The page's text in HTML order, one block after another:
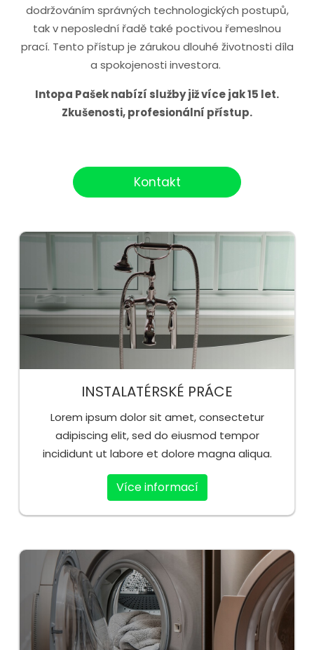
dodržováním správných technologických postupů,
tak v neposlední řadě také poctivou řemeslnou
prací. Tento přístup je zárukou dlouhé životnosti díla
a spokojenosti investora.
Intopa Pašek nabízí služby již více jak 15 let.
Zkušenosti, profesionální přístup.
Kontakt
INSTALATÉRSKÉ PRÁCE
Lorem ipsum dolor sit amet, consectetur
adipiscing elit, sed do eiusmod tempor
incididunt ut labore et dolore magna aliqua.
Více informací